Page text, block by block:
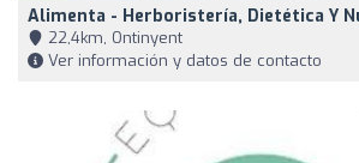
Alimenta - Herboristería, Dietética Y
22,4km, Ontinyent
Ver información y datos de contacto